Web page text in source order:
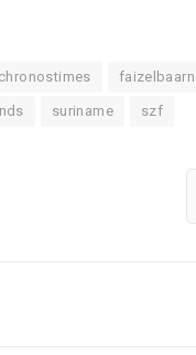
chronostimes faizelbaarn
suriname szf